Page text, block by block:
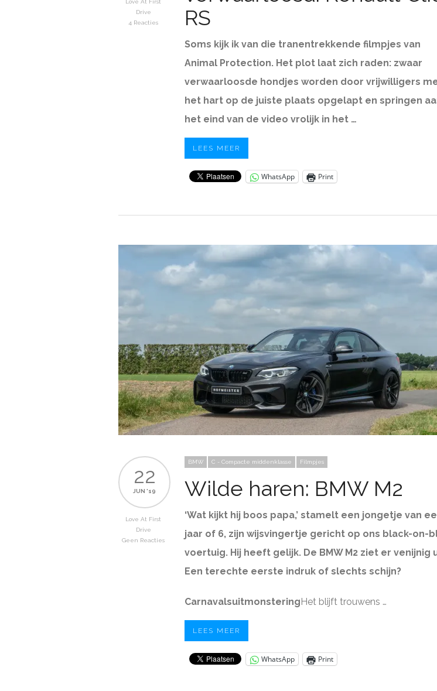
Love At First
Drive
4 Reacties
RS
Soms kijk ik van die tranentrekkende filmpjes van
Animal Protection. Het plot laat zich raden: zwaar
verwaarloosde hondjes worden door vrijwilligers
het hart op de juiste plaats opgelapt en springen
het eind van de video vrolijk in het …
LEES MEER
WhatsApp Print
22
JUN '19
Love At First
Drive
Geen Reacties
BMW C - Compacte middenklasse Filmpjes
Wilde haren: BMW M2
‘Wat kijkt hij boos papa,’ stamelt een jongetje van
jaar of 6, zijn wijsvingertje gericht op ons black-on-
voertuig. Hij heeft gelijk. De BMW M2 ziet er venijnig
Een terechte eerste indruk of slechts schijn?
CarnavalsuitmonsteringHet blijft trouwens …
LEES MEER
WhatsApp Print